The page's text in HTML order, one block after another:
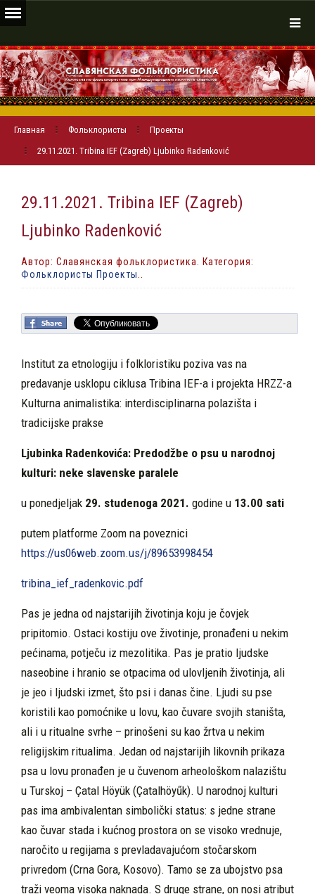
Главная Фольклористы
Проекты
29.11.2021. Tribina IEF (Zagreb) Ljubinko Radenković
29.11.2021. Tribina IEF (Zagreb)
Ljubinko Radenković
Автор: Славянская фольклористика. Категория:
Фольклористы Проекты
Institut za etnologiju i folkloristiku poziva vas na
predavanje usklopu ciklusa Tribina IEF-a i projekta HRZZ-a
Kulturna animalistika: interdisciplinarna polazišta i
tradicijske prakse
Ljubinka Radenkovića: Predodžbe o psu u narodnoj
kulturi: neke slavenske paralele
u ponedjeljak 29. studenoga 2021. godine u 13.00 sati
putem platforme Zoom na poveznici
https://us06web.zoom.us/j/89653998454
tribina_ief_radenkovic.pdf
Pas je jedna od najstarijih životinja koju je čovjek
pripitomio. Ostaci kostiju ove životinje, pronađeni u nekim
pećinama, potječu iz mezo­litika. Pas je pratio ljudske
naseobine i hranio se otpacima od ulov­ljenih životinja, ali
je jeo i ljudski izmet, što psi i danas čine. Ljudi su pse
koristili kao pomoćnike u lovu, kao čuvare svojih staništa,
ali i u ritualne svrhe – prinošeni su kao žrtva u nekim
religijskim ritualima. Jedan od najstarijih likovnih prikaza
psa u lovu pronađen je u čuve­nom arheološkom nalazištu
u Turskoj – Çatal Höyük (Çatalhöyűk). U narodnoj kulturi
pas ima ambivalentan simbolički status: s jedne strane
kao čuvar stada i kućnog prostora on se visoko vrednuje,
naročito u regijama s prevladavajućom stočarskom
privredom (Crna Gora, Kosovo). Tamo se za ubojstvo psa
traži veoma visoka nakna­da. S druge strane, on nosi atribut